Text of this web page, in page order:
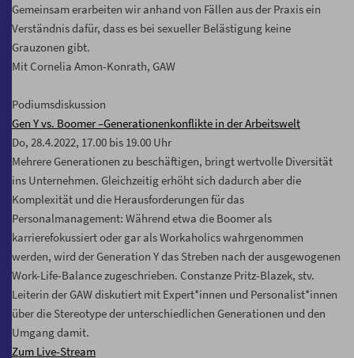
Gemeinsam erarbeiten wir anhand von Fällen aus der Praxis ein
Verständnis dafür, dass es bei sexueller Belästigung keine
Grauzonen gibt.
Mit Cornelia Amon-Konrath, GAW
Podiumsdiskussion
Gen Y vs. Boomer –Generationenkonflikte in der Arbeitswelt
Do, 28.4.2022, 17.00 bis 19.00 Uhr
Mehrere Generationen zu beschäftigen, bringt wertvolle Diversität
ins Unternehmen. Gleichzeitig erhöht sich dadurch aber die
Komplexität und die Herausforderungen für das
Personalmanagement: Während etwa die Boomer als
karrierefokussiert oder gar als Workaholics wahrgenommen
werden, wird der Generation Y das Streben nach der ausgewogenen
Work-Life-Balance zugeschrieben. Constanze Pritz-Blazek, stv.
Leiterin der GAW diskutiert mit Expert*innen und Personalist*innen
über die Stereotype der unterschiedlichen Generationen und den
Umgang damit.
Zum Live-Stream